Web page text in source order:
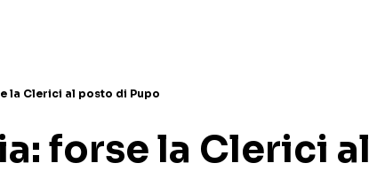
la Clerici al posto di Pupo
forse la Clerici al